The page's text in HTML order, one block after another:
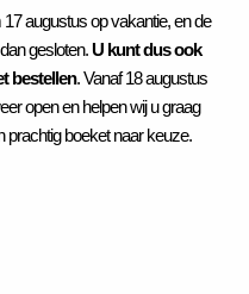
17 augustus op vakantie, en de
gesloten.U kunt dus ook
bestellen. Vanaf 18 augustus
open en helpen wij u graag
prachtig boeket naar keuze.